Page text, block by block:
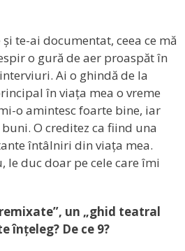
te-ai documentat, ceea ce mă
o gură de aer proaspăt în
Ai o ghindă de la
în viața mea o vreme
o amintesc foarte bine, iar
O creditez ca fiind una
întâlniri din viața mea.
le duc doar pe cele care îmi
remixate”, un „ghid teatral
înțeleg? De ce 9?